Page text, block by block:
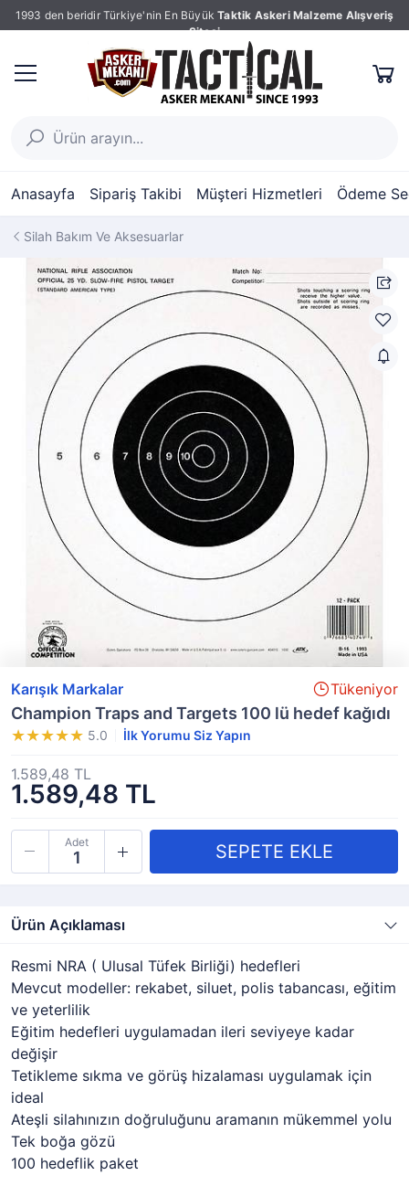
1993 den beridir Türkiye'nin En Büyük Taktik Askeri Malzeme Alışveriş
Sitesi
Anasayfa Sipariş Takibi Müşteri Hizmetleri Ödeme
Silah Bakım Ve Aksesuarlar
Karışık Markalar Tükeniyor
Champion Traps and Targets 100 lü hedef kağıdı
5.0 İlk Yorumu Siz Yapın
1.589,48 TL
1.589,48 TL
Adet
Ürün Açıklaması
Resmi NRA ( Ulusal Tüfek Birliği) hedefleri
Mevcut modeller: rekabet, siluet, polis tabancası, eğitim
ve yeterlilik
Eğitim hedefleri uygulamadan ileri seviyeye kadar
değişir
Tetikleme sıkma ve görüş hizalaması uygulamak için
ideal
Ateşli silahınızın doğruluğunu aramanın mükemmel yolu
Tek boğa gözü
100 hedeflik paket